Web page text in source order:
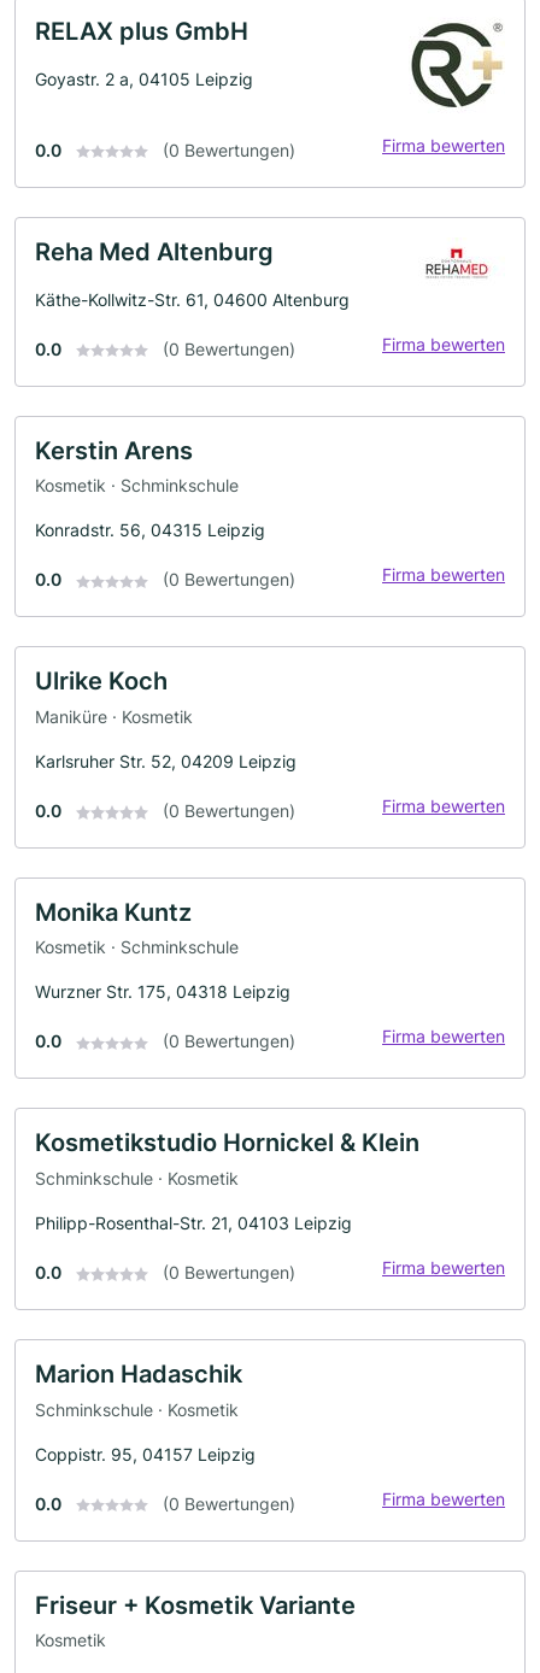
RELAX plus GmbH
Goyastr. 2 a, 04105 Leipzig
0.0 (0 Bewertungen) Firma bewerten
Reha Med Altenburg
Käthe-Kollwitz-Str. 61, 04600 Altenburg
0.0 (0 Bewertungen) Firma bewerten
Kerstin Arens
Kosmetik · Schminkschule
Konradstr. 56, 04315 Leipzig
0.0 (0 Bewertungen) Firma bewerten
Ulrike Koch
Maniküre · Kosmetik
Karlsruher Str. 52, 04209 Leipzig
0.0 (0 Bewertungen) Firma bewerten
Monika Kuntz
Kosmetik · Schminkschule
Wurzner Str. 175, 04318 Leipzig
0.0 (0 Bewertungen) Firma bewerten
Kosmetikstudio Hornickel & Klein
Schminkschule · Kosmetik
Philipp-Rosenthal-Str. 21, 04103 Leipzig
0.0 (0 Bewertungen) Firma bewerten
Marion Hadaschik
Schminkschule · Kosmetik
Coppistr. 95, 04157 Leipzig
0.0 (0 Bewertungen) Firma bewerten
Friseur + Kosmetik Variante
Kosmetik